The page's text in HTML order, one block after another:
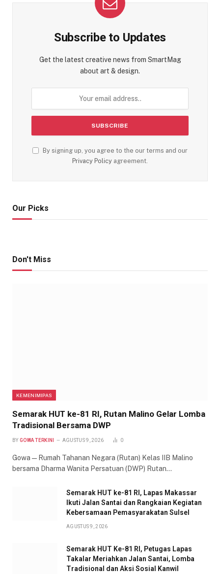
Subscribe to Updates
Get the latest creative news from SmartMag
about art & design.
By signing up, you agree to the our terms and our
Privacy Policy agreement.
Our Picks
Don't Miss
KEMENIMIPAS
Semarak HUT ke-81 RI, Rutan Malino Gelar Lomba
Tradisional Bersama DWP
BY GOWA TERKINI AGUSTUS 9, 2026 0
Gowa — Rumah Tahanan Negara (Rutan) Kelas IIB Malino
bersama Dharma Wanita Persatuan (DWP) Rutan…
Semarak HUT ke-81 RI, Lapas Makassar
Ikuti Jalan Santai dan Rangkaian Kegiatan
Kebersamaan Pemasyarakatan Sulsel
AGUSTUS 9, 2026
Semarak HUT Ke-81 RI, Petugas Lapas
Takalar Meriahkan Jalan Santai, Lomba
Tradisional dan Aksi Sosial Kanwil